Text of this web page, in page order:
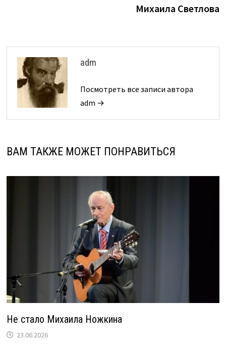
Михаила Светлова
adm
Посмотреть все записи автора
adm →
ВАМ ТАКЖЕ МОЖЕТ ПОНРАВИТЬСЯ
Не стало Михаила Ножкина
23.06.2026